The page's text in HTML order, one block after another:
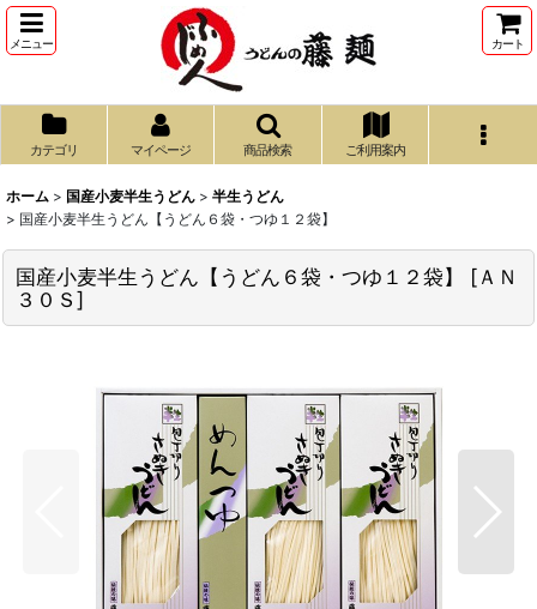
メニュー カート
カテゴリ マイページ 商品検索 ご利用案内
ホーム > 国産小麦半生うどん > 半生うどん
> 国産小麦半生うどん【うどん６袋・つゆ１２袋】
国産小麦半生うどん【うどん６袋・つゆ１２袋】 [ＡＮ
３０Ｓ]